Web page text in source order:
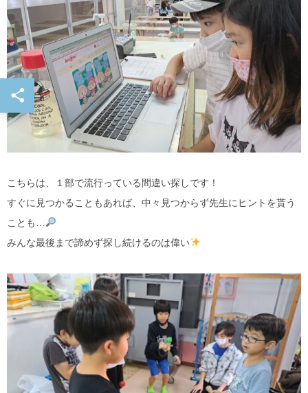
こちらは、１部で流行っている間違い探しです！
すぐに見つかることもあれば、中々見つからず先生にヒントを貰う
ことも…
みんな最後まで諦めず探し続けるのは偉い